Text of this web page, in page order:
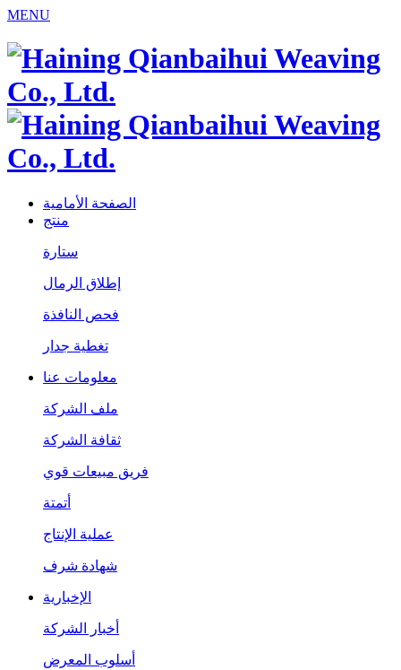
MENU
الصفحة الأمامية
منتج
ستارة
إطلاق الرمال
فحص النافذة
تغطية جدار
معلومات عنا
ملف الشركة
ثقافة الشركة
فريق مبيعات قوي
أتمتة
عملية الإنتاج
شهادة شرف
الإخبارية
أخبار الشركة
أسلوب المعرض